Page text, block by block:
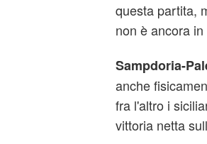
questa partita,
non è ancora
Sampdoria-
anche
fra l'altro i
vittoria netta